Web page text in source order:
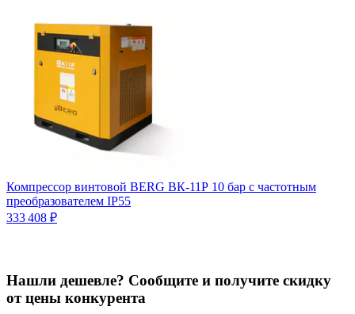
Компрессор винтовой BERG ВК-11Р 10 бар с частотным
преобразователем IP55
333 408 ₽
Нашли дешевле? Сообщите и получите скидку
от цены конкурента